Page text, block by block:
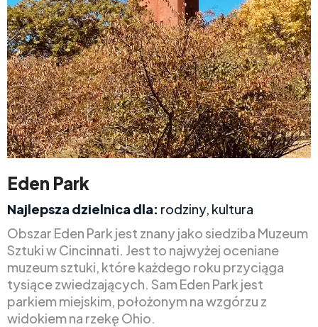
Eden Park
Najlepsza dzielnica dla: rodziny, kultura
Obszar Eden Park jest znany jako siedziba Muzeum
Sztuki w Cincinnati. Jest to najwyżej oceniane
muzeum sztuki, które każdego roku przyciąga
tysiące zwiedzających. Sam Eden Park jest
parkiem miejskim, położonym na wzgórzu z
widokiem na rzekę Ohio.